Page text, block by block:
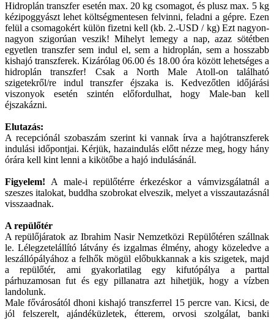
Hidroplán transzfer esetén max. 20 kg csomagot, és plusz max. 5 kg
kézipoggyászt lehet költségmentesen felvinni, feladni a gépre. Ezen
felül a csomagokért külön fizetni kell (kb. 2.-USD / kg) Ezt nagyon-
nagyon szigorúan veszik! Mihelyt lemegy a nap, azaz sötétben
egyetlen transzfer sem indul el, sem a hidroplán, sem a hosszabb
kishajó transzferek. Kizárólag 06.00 és 18.00 óra között lehetséges a
hidroplán transzfer! Csak a North Male Atoll-on található
szigetekről/re indul transzfer éjszaka is. Kedvezőtlen időjárási
viszonyok esetén szintén előfordulhat, hogy Male-ban kell
éjszakázni.
Elutazás:
A recepciónál szobaszám szerint ki vannak írva a hajótranszferek
indulási időpontjai. Kérjük, hazaindulás előtt nézze meg, hogy hány
órára kell kint lenni a kikötőbe a hajó indulásánál.
Figyelem! A male-i repülőtérre érkezéskor a vámvizsgálatnál a
szeszes italokat, buddha szobrokat elveszik, melyet a visszautazásnál
visszaadnak.
A repülőtér
A repülőjáratok az Ibrahim Nasir Nemzetközi Repülőtéren szállnak
le. Lélegzetelállító látvány és izgalmas élmény, ahogy közeledve a
leszállópályához a felhők mögül előbukkannak a kis szigetek, majd
a repülőtér, ami gyakorlatilag egy kifutópálya a parttal
párhuzamosan fut és egy pillanatra azt hihetjük, hogy a vízben
landolunk.
Male fővárosától dhoni kishajó transzferrel 15 percre van. Kicsi, de
jól felszerelt, ajándéküzletek, étterem, orvosi szolgálat, banki